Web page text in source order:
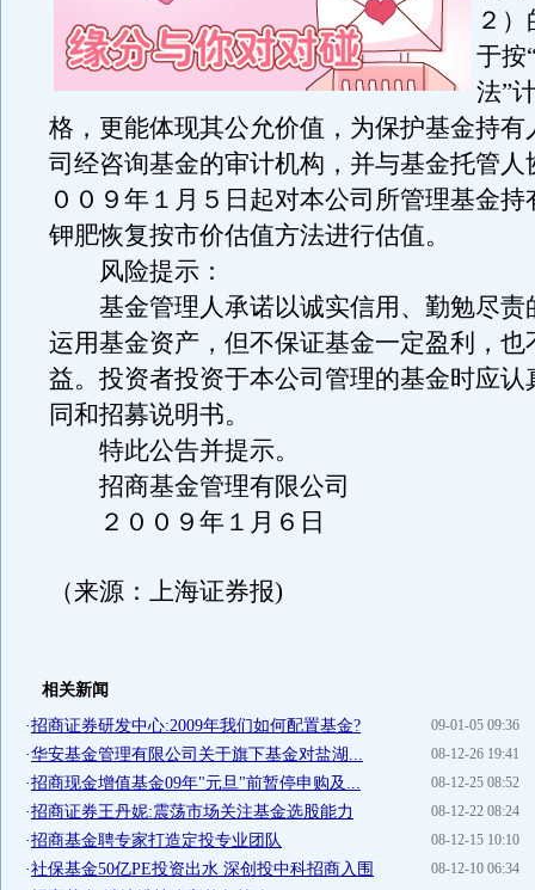
２
于按
法”
格，更能体现其公允价值，为保护基金持有
司经咨询基金的审计机构，并与基金托管人
００９年１月５日起对本公司所管理基金
钾肥恢复按市价估值方法进行估值。
风险提示：
基金管理人承诺以诚实信用、勤勉尽责
运用基金资产，但不保证基金一定盈利，也
益。投资者投资于本公司管理的基金时应认
同和招募说明书。
特此公告并提示。
招商基金管理有限公司
２００９年１月６日
（来源：上海证券报)
相关新闻
09-01-05 09:36
·招商证券研发中心:2009年我们如何配置基金?
08-12-26 19:41
·华安基金管理有限公司关于旗下基金对盐湖...
08-12-25 08:52
·招商现金增值基金09年"元旦"前暂停申购及...
08-12-22 08:24
·招商证券王丹妮:震荡市场关注基金选股能力
08-12-15 10:10
·招商基金聘专家打造定投专业团队
08-12-10 06:34
·社保基金50亿PE投资出水 深创投中科招商入围